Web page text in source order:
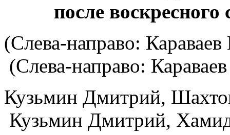
после
(Слева-направо:
(Слева-направо:
Кузьмин
Кузьмин Дмитрий,